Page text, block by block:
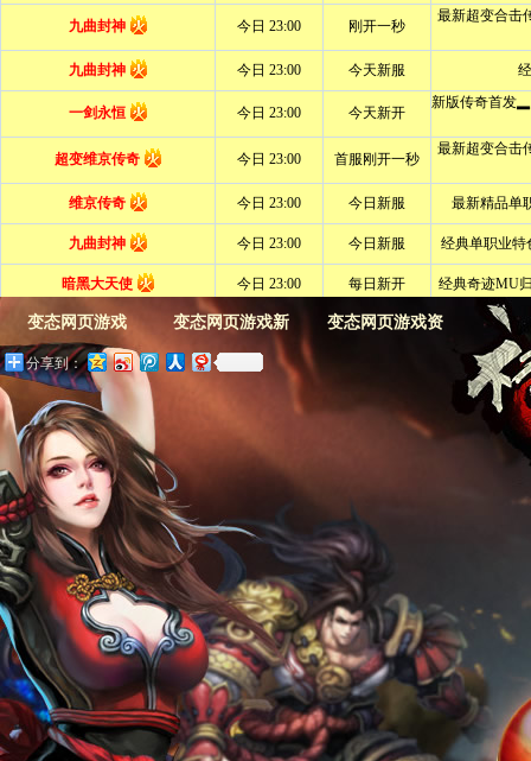
变态网页游戏 变态网页游戏新
闻
变态网页游戏资
分享到：